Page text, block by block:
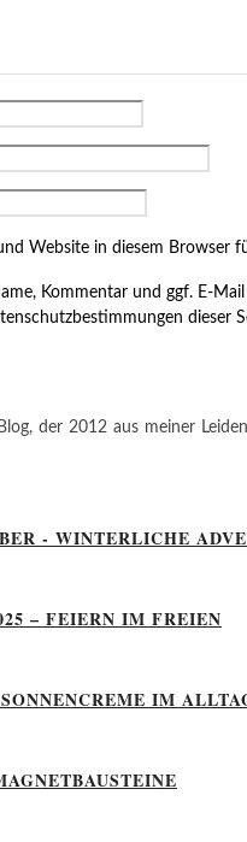
Website in diesem Browser
Kommentar und ggf. E-
dieser
der 2012 aus meiner
- WINTERLICHE
– FEIERN IM FREIEN
IM